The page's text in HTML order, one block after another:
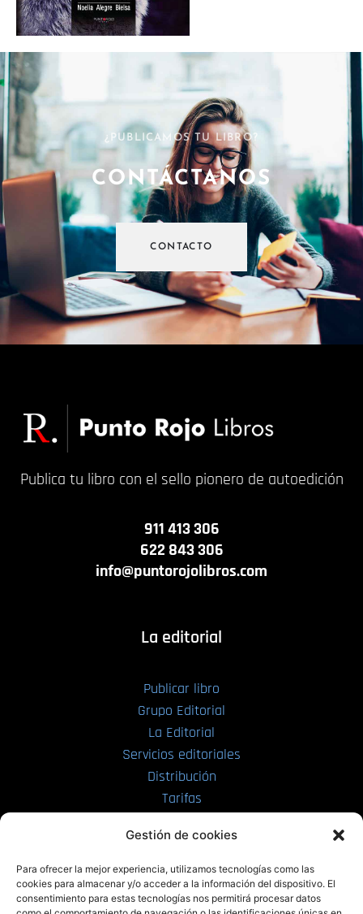
Gestión de cookies
Para ofrecer la mejor experiencia, utilizamos tecnologías como las
cookies para almacenar y/o acceder a la información del dispositivo. El
consentimiento para estas tecnologías nos permitirá procesar datos
¿PUBLICAMOS TU LIBRO?
CONTÁCTANOS
CONTACTO
Publica tu libro con el sello pionero de autoedición
911 413 306
622 843 306
info@puntorojolibros.com
La editorial
Publicar libro
Grupo Editorial
La Editorial
Servicios editoriales
Distribución
Tarifas
PRL | Films